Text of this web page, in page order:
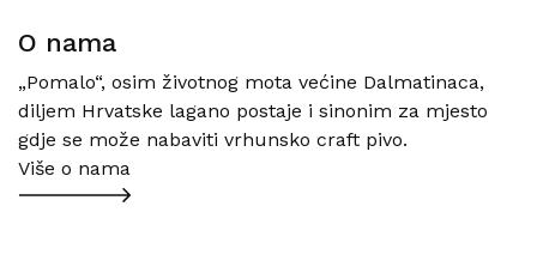
O nama
„Pomalo“, osim životnog mota većine Dalmatinaca,
diljem Hrvatske lagano postaje i sinonim za mjesto
gdje se može nabaviti vrhunsko craft pivo.
Više o nama